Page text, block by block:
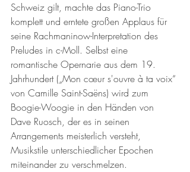
Schweiz gilt, machte das Piano-Trio
komplett und erntete großen Applaus für
seine Rachmaninow-Interpretation des
Preludes in c-Moll. Selbst eine
romantische Opernarie aus dem 19.
Jahrhundert („Mon cœur s'ouvre à ta voix“
von Camille Saint-Saëns) wird zum
Boogie-Woogie in den Händen von
Dave Ruosch, der es in seinen
Arrangements meisterlich versteht,
Musikstile unterschiedlicher Epochen
miteinander zu verschmelzen.